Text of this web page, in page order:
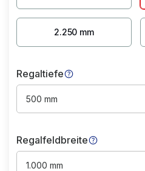
2.250 mm
Regaltiefe
500 mm
Regalfeldbreite
1.000 mm